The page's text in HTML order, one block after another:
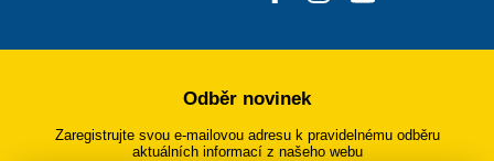
Odběr novinek
Zaregistrujte svou e-mailovou adresu k pravidelnému odběru
aktuálních informací z našeho webu